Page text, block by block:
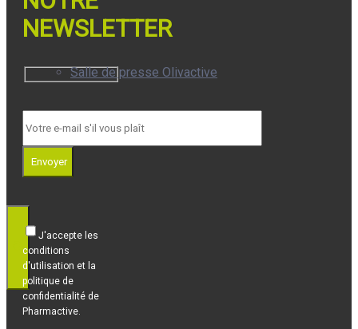
Salle de presse Olivactive
Prix
NEWSLETTER
Envoyer
J'accepte les
conditions
d'utilisation et la
politique de
confidentialité de
Pharmactive.